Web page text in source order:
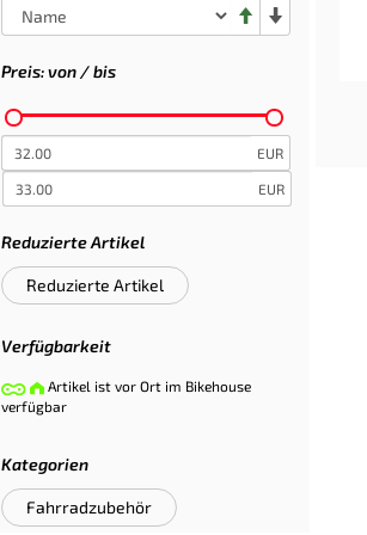
Preis: von / bis
EUR
EUR
Reduzierte Artikel
Reduzierte Artikel
Verfügbarkeit
Artikel ist vor Ort im Bikehouse
verfügbar
Kategorien
Fahrradzubehör